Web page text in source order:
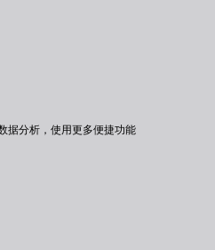
据分析，使用更多便捷功能